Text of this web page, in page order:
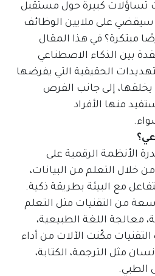
تساؤلات كبيرة حول مستقبل
سيقضي على ملايين الوظائف
مبتكرة؟ في هذا المقال
بين الذكاء الاصطناعي
الحقيقية التي يفرضها
يخلقها، إلى جانب الفرص
منها الأفراد
الأنظمة الرقمية على
خلال التعلم من البيانات،
مع البيئة بطريقة ذكية.
من التقنيات مثل التعلم
معالجة اللغة الطبيعية،
مكّنت الآلات من أداء
مثل الترجمة، الكتابة،
الطبي.